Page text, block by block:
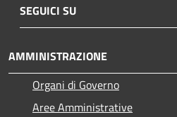
SEGUICI SU
AMMINISTRAZIONE
Organi di Governo
Aree Amministrative